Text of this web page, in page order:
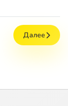
Далее